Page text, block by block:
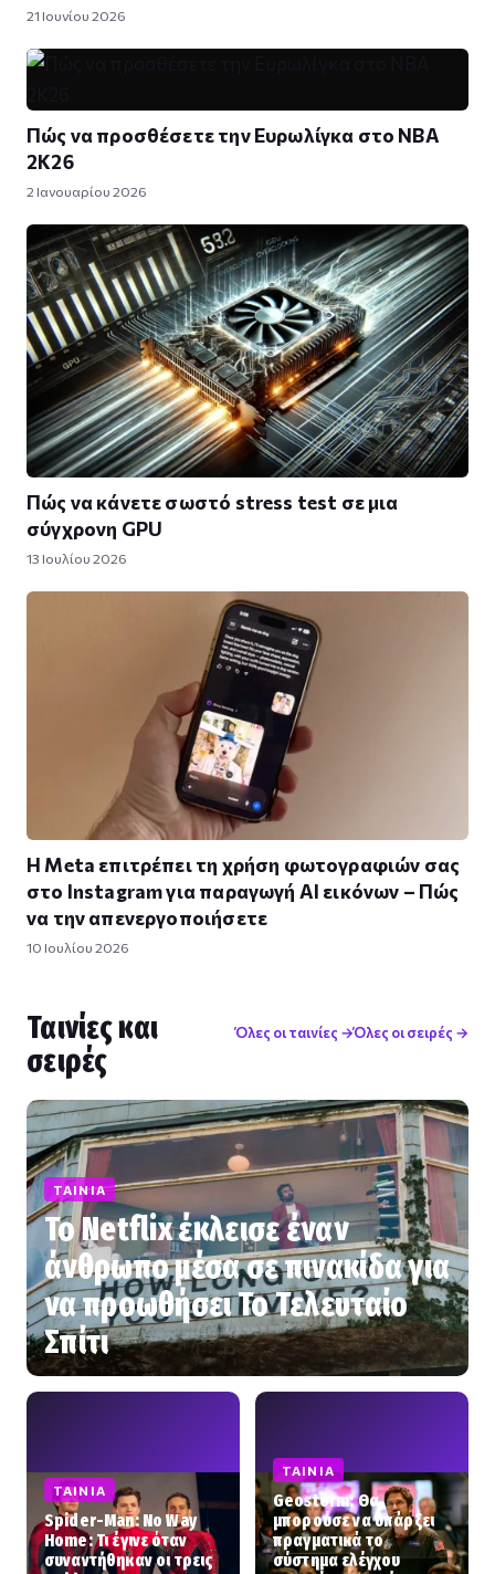
21 Ιουνίου 2026
Πώς να προσθέσετε την Ευρωλίγκα στο NBA
2K26
2 Ιανουαρίου 2026
Πώς να κάνετε σωστό stress test σε μια
σύγχρονη GPU
13 Ιουλίου 2026
Η Meta επιτρέπει τη χρήση φωτογραφιών σας
στο Instagram για παραγωγή AI εικόνων – Πώς
να την απενεργοποιήσετε
10 Ιουλίου 2026
Ταινίες και
σειρές
Όλες οι ταινίες →Όλες οι σειρές →
ΤΑΙΝΊΑ
Το Netflix έκλεισε έναν
άνθρωπο μέσα σε πινακίδα για
να προωθήσει Το Τελευταίο
Σπίτι
ΤΑΙΝΊΑ
Spider-Man: No Way
Home: Τι έγινε όταν
συναντήθηκαν οι τρεις
ΤΑΙΝΊΑ
Geostorm: Θα
μπορούσε να υπάρξει
πραγματικά το
σύστημα ελέγχου